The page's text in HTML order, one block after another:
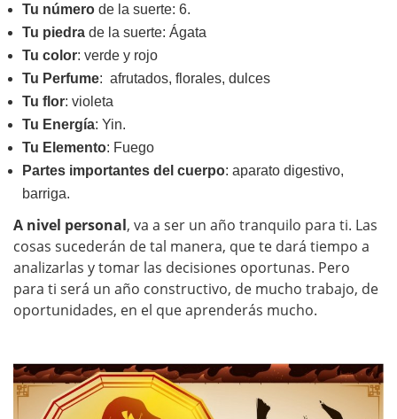
Tu número de la suerte: 6.
Tu piedra de la suerte: Ágata
Tu color: verde y rojo
Tu Perfume: afrutados, florales, dulces
Tu flor: violeta
Tu Energía: Yin.
Tu Elemento: Fuego
Partes importantes del cuerpo: aparato digestivo,
barriga.
A nivel personal, va a ser un año tranquilo para ti. Las
cosas sucederán de tal manera, que te dará tiempo a
analizarlas y tomar las decisiones oportunas. Pero
para ti será un año constructivo, de mucho trabajo, de
oportunidades, en el que aprenderás mucho.